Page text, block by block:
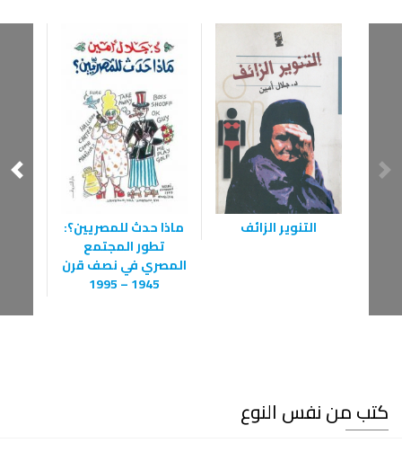
التنوير الزائف
ماذا حدث للمصريين؟:
تطور المجتمع
المصري في نصف قرن
1945 – 1995
كتب من نفس النوع